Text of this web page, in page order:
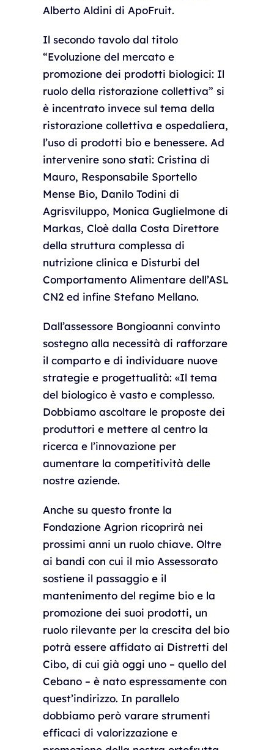
Alberto Aldini di ApoFruit.
Il secondo tavolo dal titolo
“Evoluzione del mercato e
promozione dei prodotti biologici: Il
ruolo della ristorazione collettiva” si
è incentrato invece sul tema della
ristorazione collettiva e ospedaliera,
l’uso di prodotti bio e benessere. Ad
intervenire sono stati: Cristina di
Mauro, Responsabile Sportello
Mense Bio, Danilo Todini di
Agrisviluppo, Monica Guglielmone di
Markas, Cloè dalla Costa Direttore
della struttura complessa di
nutrizione clinica e Disturbi del
Comportamento Alimentare dell’ASL
CN2 ed infine Stefano Mellano.
Dall’assessore Bongioanni convinto
sostegno alla necessità di rafforzare
il comparto e di individuare nuove
strategie e progettualità: «Il tema
del biologico è vasto e complesso.
Dobbiamo ascoltare le proposte dei
produttori e mettere al centro la
ricerca e l’innovazione per
aumentare la competitività delle
nostre aziende.
Anche su questo fronte la
Fondazione Agrion ricoprirà nei
prossimi anni un ruolo chiave. Oltre
ai bandi con cui il mio Assessorato
sostiene il passaggio e il
mantenimento del regime bio e la
promozione dei suoi prodotti, un
ruolo rilevante per la crescita del bio
potrà essere affidato ai Distretti del
Cibo, di cui già oggi uno – quello del
Cebano – è nato espressamente con
quest’indirizzo. In parallelo
dobbiamo però varare strumenti
efficaci di valorizzazione e